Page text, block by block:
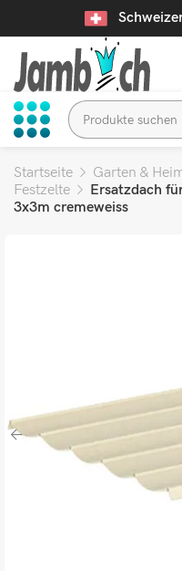
Startseite Garten &
Festzelte
Ersatzdach
3x3m cremeweiss